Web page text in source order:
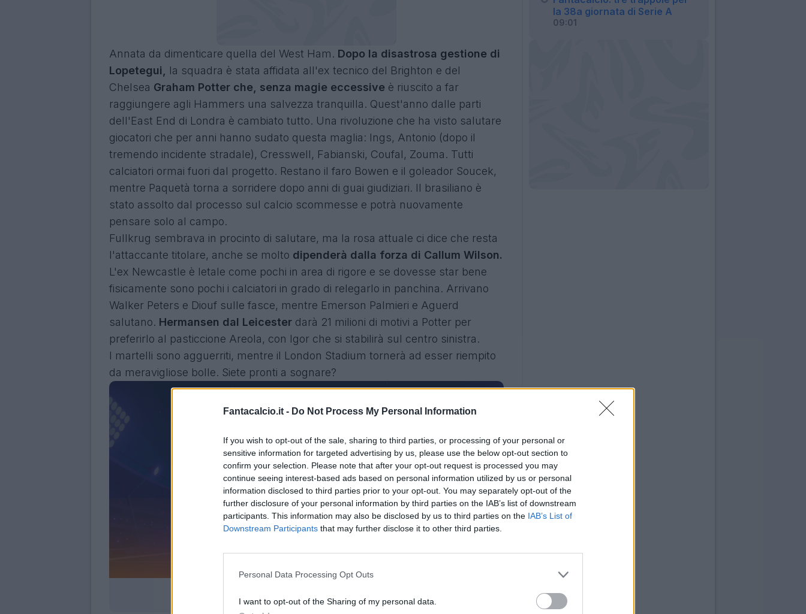
Fantacalcio.it - Do Not Process My Personal Information
If you wish to opt-out of the sale, sharing to third parties, or processing of your personal or
sensitive information for targeted advertising by us, please use the below opt-out section to
confirm your selection. Please note that after your opt-out request is processed you may
continue seeing interest-based ads based on personal information utilized by us or personal
information disclosed to third parties prior to your opt-out. You may separately opt-out of the
further disclosure of your personal information by third parties on the IAB’s list of downstream
participants. This information may also be disclosed by us to third parties on the IAB’s List of
Downstream Participants that may further disclose it to other third parties.
Personal Data Processing Opt Outs
I want to opt-out of the Sharing of my personal data.
Annata da dimenticare quella del West Ham. Dopo la disastrosa gestione di
Lopetegui,
la squadra è stata affidata all'ex tecnico del Brighton e del
Chelsea Graham Potter che, senza magie eccessive è riuscito a far
raggiungere agli Hammers una salvezza tranquilla. Quest'anno dalle parti
dell'East End di Londra è cambiato tutto. Una rivoluzione che ha visto salutare
giocatori che per anni hanno sudato questa maglia: Ings, Antonio (dopo il
tremendo incidente stradale), Cresswell, Fabianski, Coufal, Zouma. Tutti
calciatori ormai fuori dal progetto. Restano il faro Bowen e il goleador Soucek,
mentre Paquetà torna a sorridere dopo anni di guai giudiziari. Il brasiliano è
stato assolto dal processo sul calcio scommesse e potrà nuovamente
pensare solo al campo.
Fullkrug sembrava in procinto di salutare, ma la rosa attuale ci dice che resta
l'attaccante titolare, anche se molto dipenderà dalla forza di Callum Wilson.
L'ex Newcastle è letale come pochi in area di rigore e se dovesse star bene
fisicamente sono pochi i calciatori in grado di relegarlo in panchina. Arrivano
Walker Peters e Diouf sulle fasce, mentre Emerson Palmieri e Aguerd
salutano. Hermansen dal Leicester darà 21 milioni di motivi a Potter per
preferirlo al pasticcione Areola, con Igor che si stabilirà sul centro sinistra.
I martelli sono agguerriti, mentre il London Stadium tornerà ad esser riempito
da meravigliose bolle. Siete pronti a sognare?
la 38a giornata di Serie A
09:01